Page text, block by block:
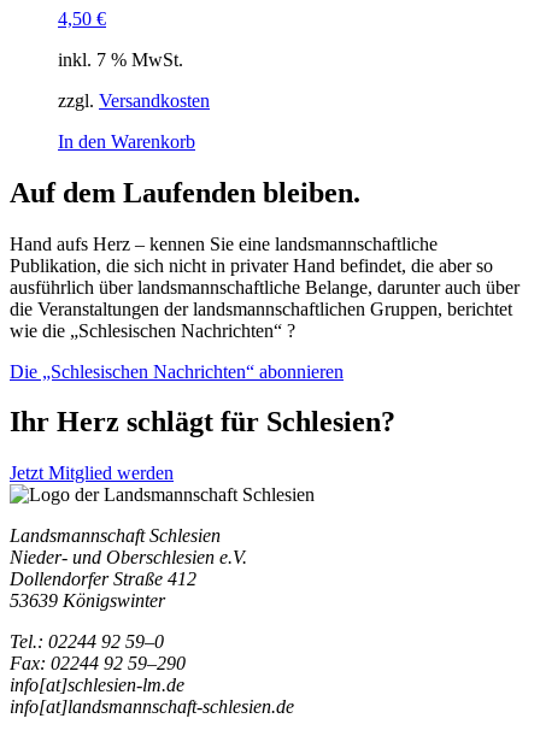
4,50 €
inkl. 7 % MwSt.
zzgl. Versandkosten
In den Warenkorb
Auf dem Laufenden bleiben.
Hand aufs Herz – kennen Sie eine landsmannschaftliche
Publikation, die sich nicht in privater Hand befindet, die aber so
ausführlich über landsmannschaftliche Belange, darunter auch über
die Veranstaltungen der landsmannschaftlichen Gruppen, berichtet
wie die „Schlesischen Nachrichten“ ?
Die „Schlesischen Nachrichten“ abonnieren
Ihr Herz schlägt für Schlesien?
Jetzt Mitglied werden
Landsmannschaft Schlesien
Nieder- und Oberschlesien e.V.
Dollendorfer Straße 412
53639 Königswinter
Tel.: 02244 92 59–0
Fax: 02244 92 59–290
info[at]schlesien-lm.de
info[at]landsmannschaft-schlesien.de